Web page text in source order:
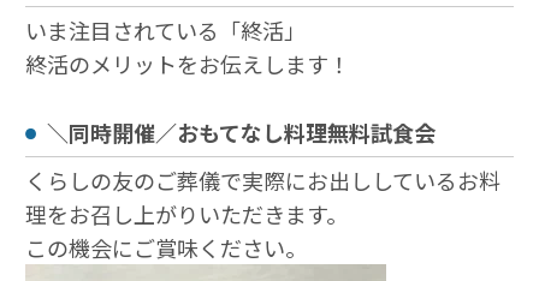
いま注目されている「終活」
終活のメリットをお伝えします！
＼同時開催／おもてなし料理無料試食会
くらしの友のご葬儀で実際にお出ししているお料
理をお召し上がりいただきます。
この機会にご賞味ください。